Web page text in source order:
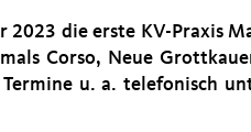
2023 die erste KV-Praxis
Corso, Neue
u. a. telefonisch